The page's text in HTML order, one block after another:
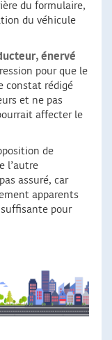
du formulaire,
du véhicule
énervé
pour que le
constat rédigé
et ne pas
affecter le
de
l’autre
assuré, car
apparents
pour